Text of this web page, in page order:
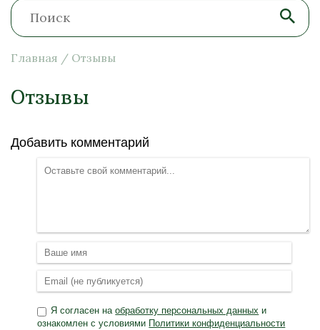
Главная / Отзывы
Отзывы
Добавить комментарий
Я согласен наобработку персональных данных и
ознакомлен с условиями Политики конфиденциальности